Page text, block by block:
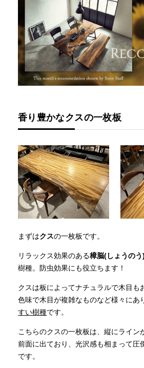
お問い合わせ
香り豊かなクスの一枚板
まずはクスの一枚板です。
リラックス効果のある樟脳(しょうのう)
樹種。防虫効果にも役立ちます！
クスは板によってナチュラルで木目も
色味で木目が複雑なものなど様々にあ
すい樹種です。
こちらのクスの一枚板は、縦にライン
前面に出ており、光沢感も相まって圧
です。